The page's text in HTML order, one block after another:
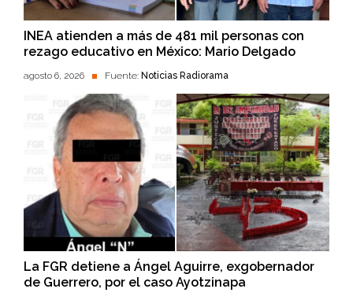
INEA atienden a más de 481 mil personas con
rezago educativo en México: Mario Delgado
agosto 6, 2026 Fuente: Noticias Radiorama
La FGR detiene a Ángel Aguirre, exgobernador
de Guerrero, por el caso Ayotzinapa